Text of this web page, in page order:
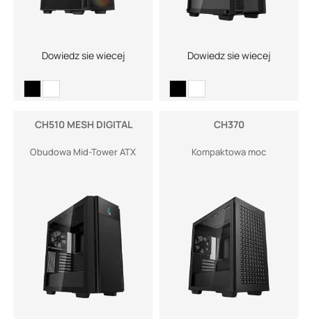
Dowiedz sie wiecej Dowiedz sie wiecej
CH510 MESH DIGITAL
Obudowa Mid-Tower ATX
CH370
Kompaktowa moc